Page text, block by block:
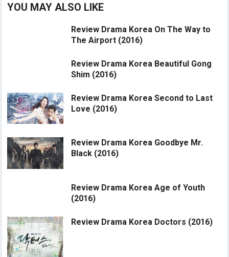
YOU MAY ALSO LIKE
Review Drama Korea On The Way to
The Airport (2016)
Review Drama Korea Beautiful Gong
Shim (2016)
Review Drama Korea Second to Last
Love (2016)
Review Drama Korea Goodbye Mr.
Black (2016)
Review Drama Korea Age of Youth
(2016)
Review Drama Korea Doctors (2016)